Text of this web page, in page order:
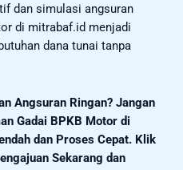
dan simulasi angsuran
di mitrabaf.id menjadi
dana tunai tanpa
Angsuran Ringan? Jangan
Gadai BPKB Motor di
dan Proses Cepat. Klik
Sekarang dan